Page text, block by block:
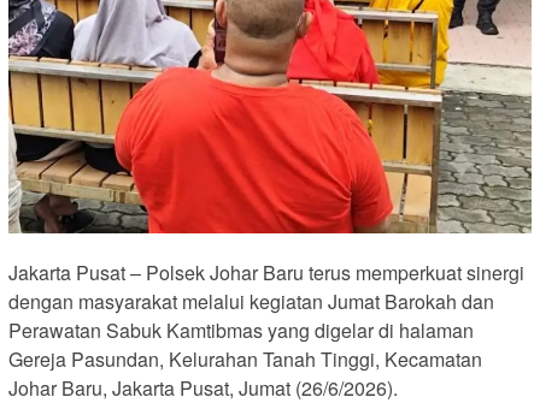
Jakarta Pusat – Polsek Johar Baru terus memperkuat sinergi
dengan masyarakat melalui kegiatan Jumat Barokah dan
Perawatan Sabuk Kamtibmas yang digelar di halaman
Gereja Pasundan, Kelurahan Tanah Tinggi, Kecamatan
Johar Baru, Jakarta Pusat, Jumat (26/6/2026).